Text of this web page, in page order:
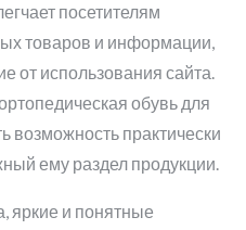
посетителям
товаров и информации,
от использования сайта.
обувь для
возможность практически
ему раздел продукции.
яркие и понятные